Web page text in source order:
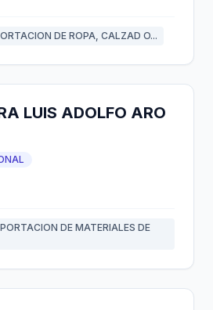
DE ROPA, CALZAD O...
LUIS ADOLFO ARO
DE MATERIALES DE